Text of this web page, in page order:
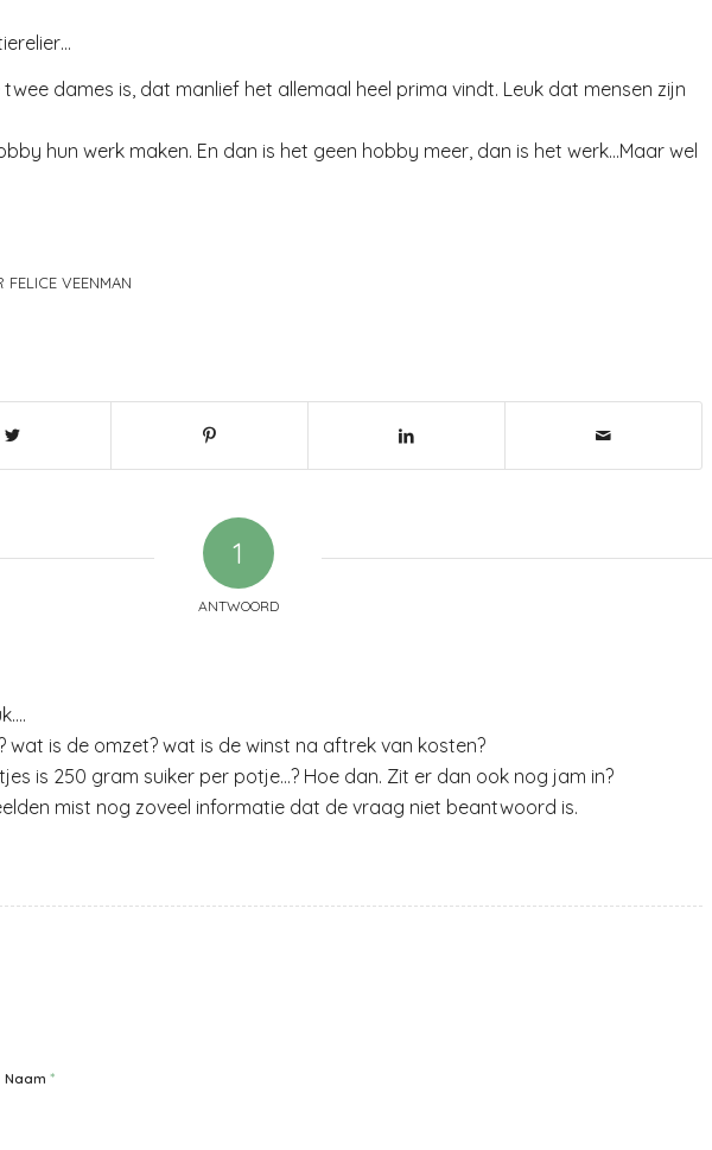
dames is, dat manlief het allemaal heel prima vindt. Leuk dat mensen zijn
hun werk maken. En dan is het geen hobby meer, dan is het werk…Maar wel
FELICE VEENMAN
1
ANTWOORD
wat is de omzet? wat is de winst na aftrek van kosten?
is 250 gram suiker per potje…? Hoe dan. Zit er dan ook nog jam in?
mist nog zoveel informatie dat de vraag niet beantwoord is.
Naam *